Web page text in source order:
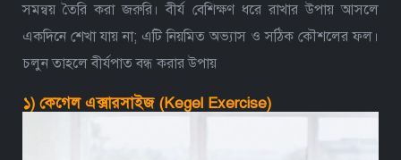
সমন্বয় তৈরি করা জরুরি। বীর্য বেশিক্ষণ ধরে রাখার উপায় আসলে
একদিনে শেখা যায় না; এটি নিয়মিত অভ্যাস ও সঠিক কৌশলের ফল।
চলুন তাহলে বীর্যপাত বন্ধ করার উপায়
১) কেগেল এক্সারসাইজ (Kegel Exercise)